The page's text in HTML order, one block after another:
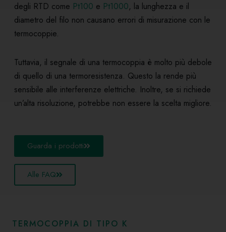
degli RTD come Pt100 e Pt1000, la lunghezza e il
diametro del filo non causano errori di misurazione con le
termocoppie.
Tuttavia, il segnale di una termocoppia è molto più debole
di quello di una termoresistenza. Questo la rende più
sensibile alle interferenze elettriche. Inoltre, se si richiede
un’alta risoluzione, potrebbe non essere la scelta migliore.
Guarda i prodotti
Alle FAQ
TERMOCOPPIA DI TIPO K